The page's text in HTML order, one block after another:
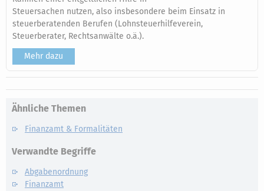
Steuersachen nutzen, also insbesondere beim Einsatz in
steuerberatenden Berufen (Lohnsteuerhilfeverein,
Steuerberater, Rechtsanwälte o.ä.).
Mehr dazu
Ähnliche Themen
Finanzamt & Formalitäten
Verwandte Begriffe
Abgabenordnung
Finanzamt